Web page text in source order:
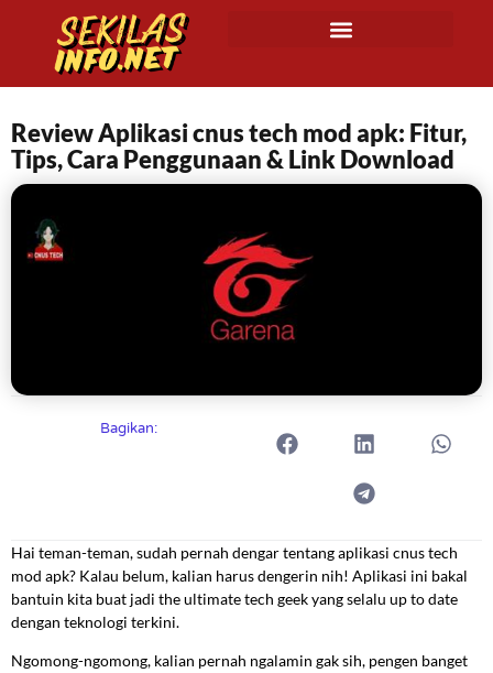
Review Aplikasi cnus tech mod apk: Fitur,
Tips, Cara Penggunaan & Link Download
Bagikan:
Hai teman-teman, sudah pernah dengar tentang aplikasi cnus tech
mod apk? Kalau belum, kalian harus dengerin nih! Aplikasi ini bakal
bantuin kita buat jadi the ultimate tech geek yang selalu up to date
dengan teknologi terkini.
Ngomong-ngomong, kalian pernah ngalamin gak sih, pengen banget